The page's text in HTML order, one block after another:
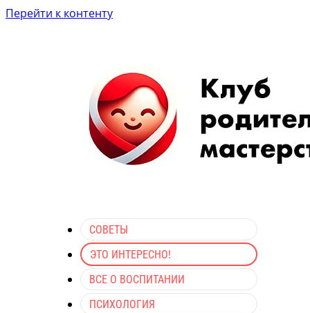
Перейти к контенту
СОВЕТЫ
ЭТО ИНТЕРЕСНО!
ВСЕ О ВОСПИТАНИИ
ПСИХОЛОГИЯ